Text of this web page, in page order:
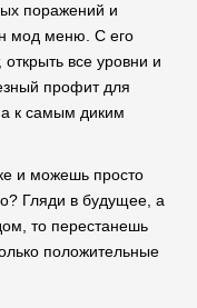
поражений и
мод меню. С его
все уровни и
профит для
к самым диким
и можешь просто
Гляди в будущее, а
то перестанешь
положительные